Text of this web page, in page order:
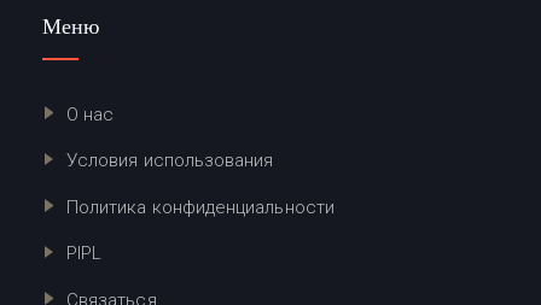
Меню
О нас
Условия использования
Политика конфиденциальности
PIPL
Связаться